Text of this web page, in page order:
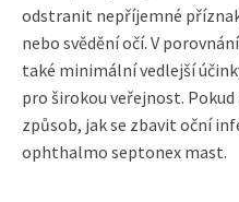
odstranit nepříjemné
nebo svědění očí. V
také minimální vedlejší
pro širokou veřejnost.
způsob, jak se zbavit oční
ophthalmo septonex mast.